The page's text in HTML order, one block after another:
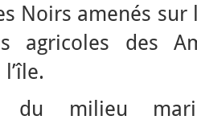
Noirs amenés sur
agricoles des
du milieu